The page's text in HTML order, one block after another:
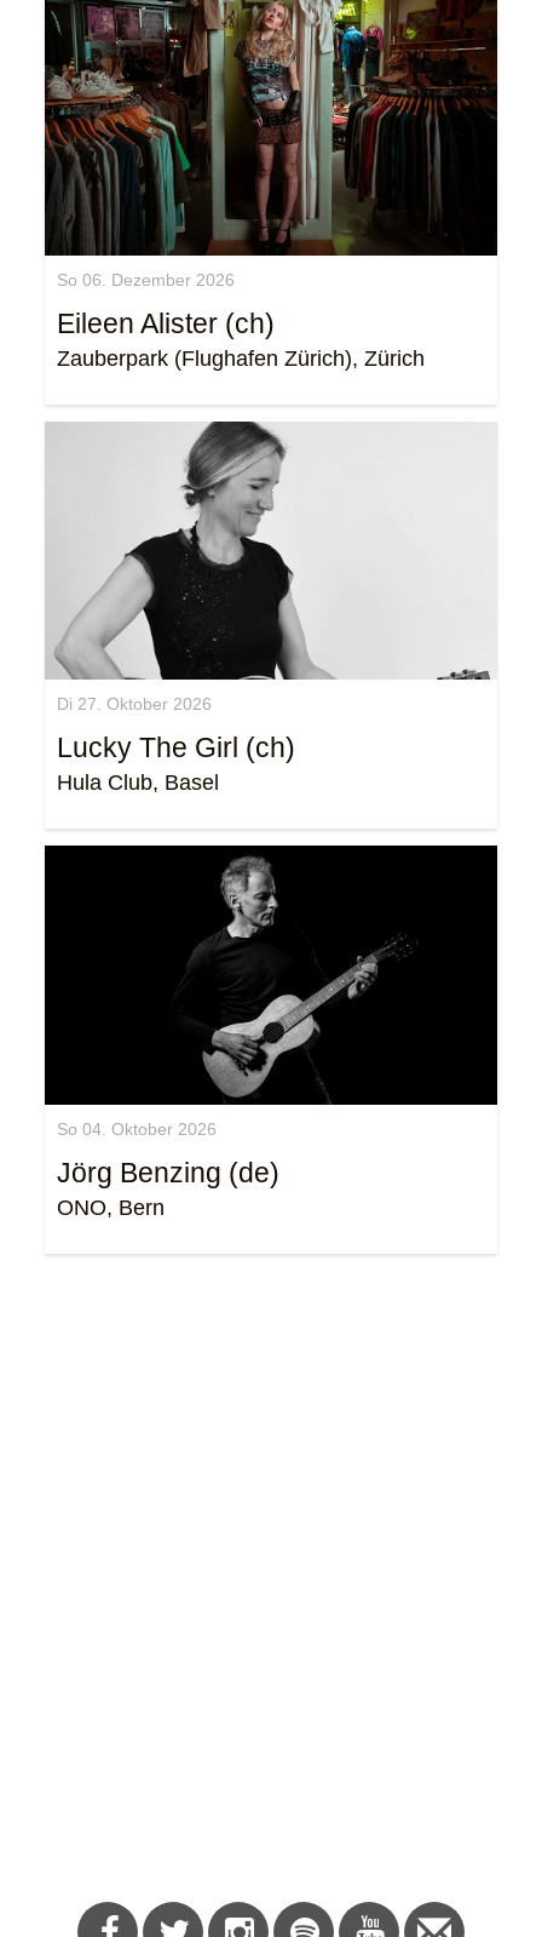
So 06. Dezember 2026
Eileen Alister (ch)
Zauberpark (Flughafen Zürich), Zürich
Di 27. Oktober 2026
Lucky The Girl (ch)
Hula Club, Basel
So 04. Oktober 2026
Jörg Benzing (de)
ONO, Bern